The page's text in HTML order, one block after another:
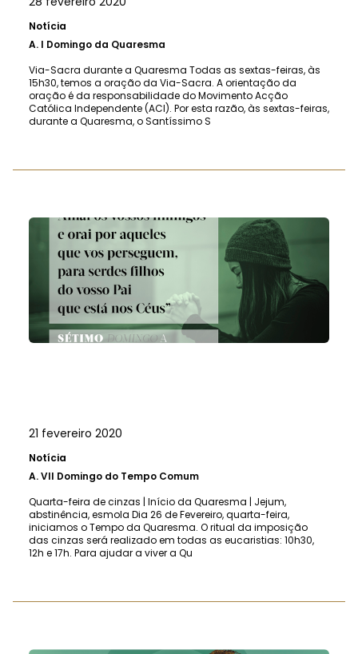
Notícia
A. I Domingo da Quaresma
Via-Sacra durante a Quaresma Todas as sextas-feiras, às
15h30, temos a oração da Via-Sacra. A orientação da
oração é da responsabilidade do Movimento Acção
Católica Independente (ACI). Por esta razão, às sextas-feiras,
durante a Quaresma, o Santíssimo S
21 fevereiro 2020
Notícia
A.VII Domingo do Tempo Comum
Quarta-feira de cinzas | Início da Quaresma | Jejum,
abstinência, esmola Dia 26 de Fevereiro, quarta-feira,
iniciamos o Tempo da Quaresma. O ritual da imposição
das cinzas será realizado em todas as eucaristias: 10h30,
12h e 17h. Para ajudar a viver a Qu